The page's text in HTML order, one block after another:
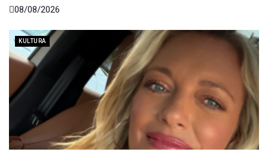
08/08/2026
KULTURA